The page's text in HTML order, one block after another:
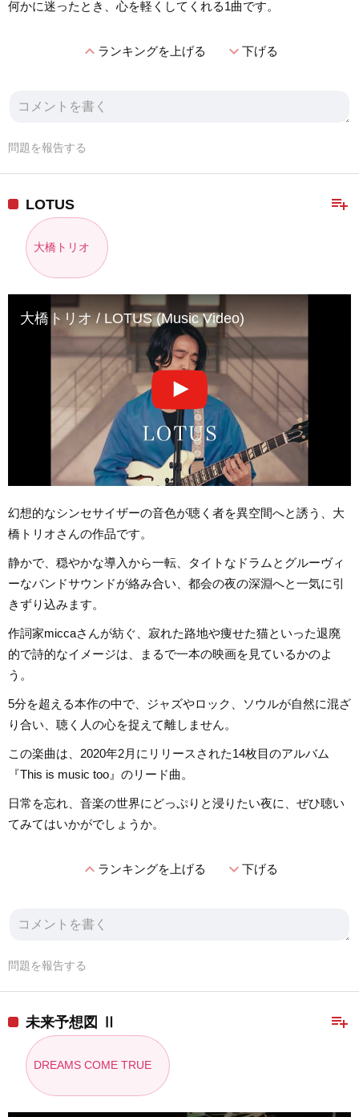
何かに迷ったとき、心を軽くしてくれる1曲です。
expand_lessランキングを上げる expand_more下げる
問題を報告する
playlist_add
LOTUS
大橋トリオ
大橋トリオ / LOTUS (Music Video)
幻想的なシンセサイザーの音色が聴く者を異空間へと誘う、大
橋トリオさんの作品です。
静かで、穏やかな導入から一転、タイトなドラムとグルーヴィ
ーなバンドサウンドが絡み合い、都会の夜の深淵へと一気に引
きずり込みます。
作詞家miccaさんが紡ぐ、寂れた路地や痩せた猫といった退廃
的で詩的なイメージは、まるで一本の映画を見ているかのよ
う。
5分を超える本作の中で、ジャズやロック、ソウルが自然に混ざ
り合い、聴く人の心を捉えて離しません。
この楽曲は、2020年2月にリリースされた14枚目のアルバム
『This is music too』のリード曲。
日常を忘れ、音楽の世界にどっぷりと浸りたい夜に、ぜひ聴い
てみてはいかがでしょうか。
expand_lessランキングを上げる expand_more下げる
問題を報告する
playlist_add
未来予想図 Ⅱ
DREAMS COME TRUE